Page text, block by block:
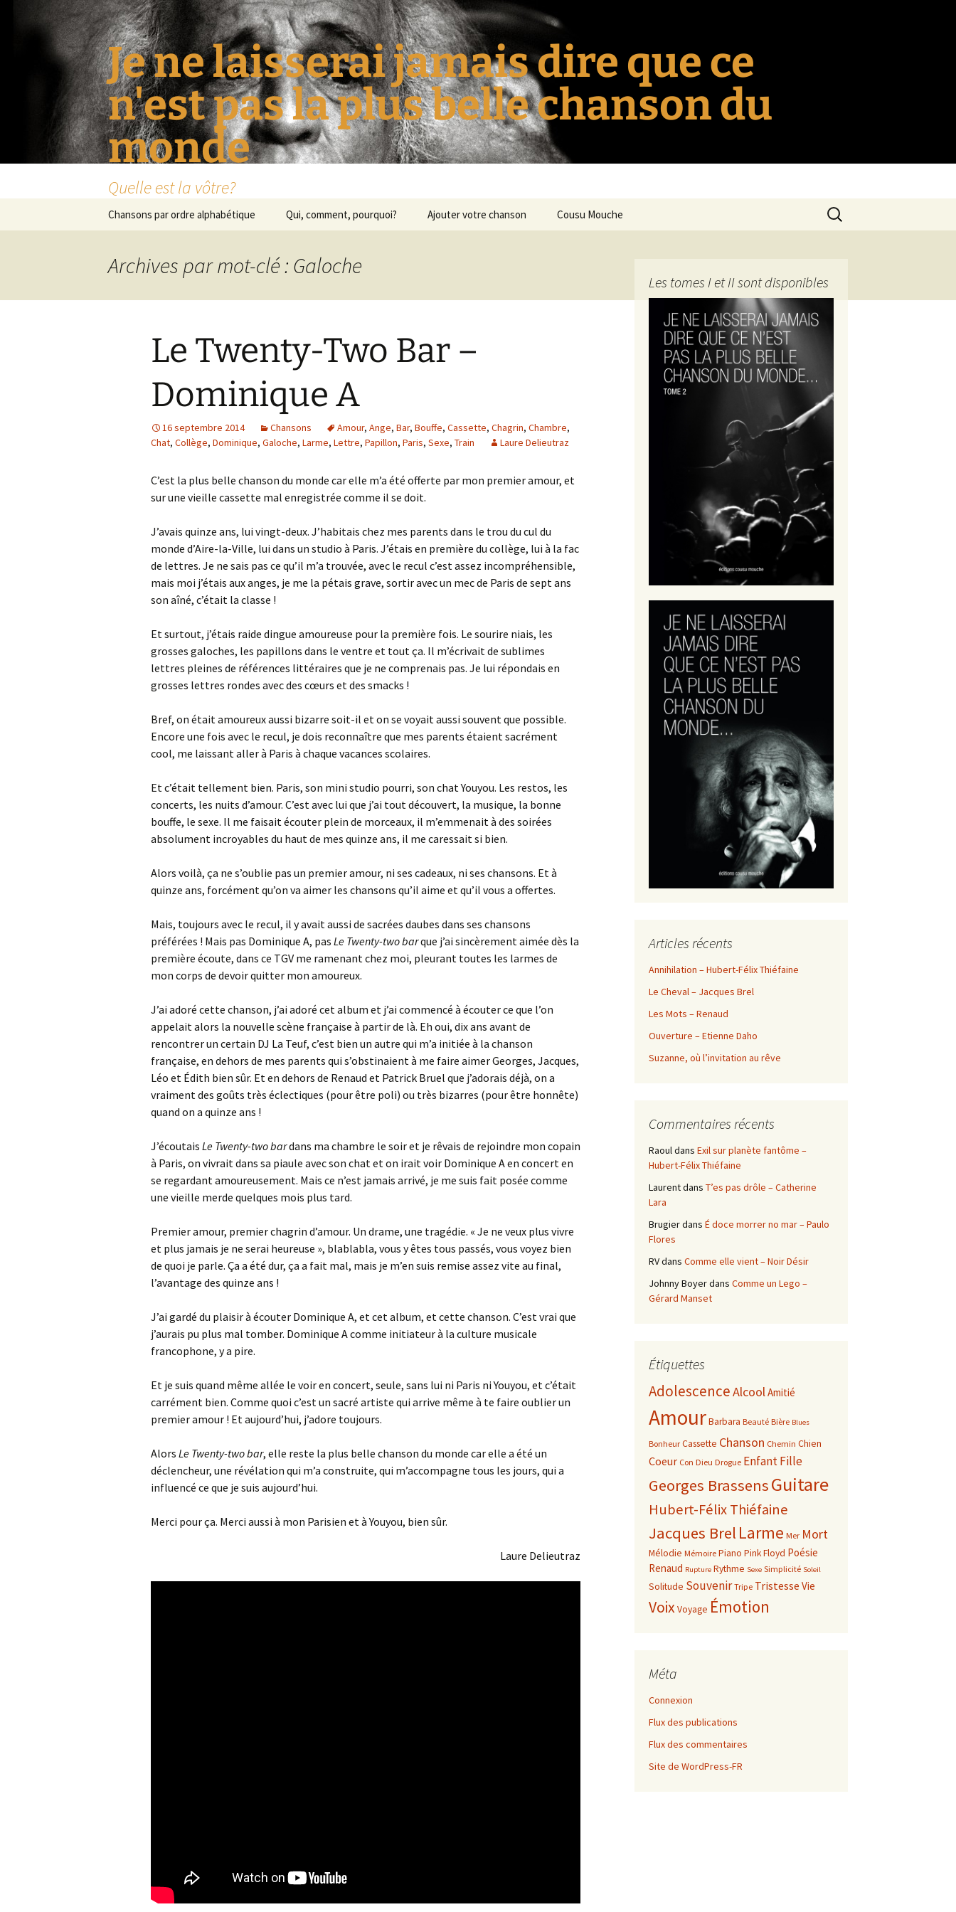
Je ne laisserai jamais dire que ce
n'est pas la plus belle chanson du
monde
Quelle est la vôtre?
Chansons par ordre alphabétique Qui, comment, pourquoi? Ajouter votre chanson Cousu Mouche
Rechercher :
Archives par mot-clé : Galoche
Le Twenty-Two Bar –
Dominique A
16 septembre 2014 Chansons Amour, Ange, Bar, Bouffe, Cassette, Chagrin, Chambre,
Chat, Collège, Dominique, Galoche, Larme, Lettre, Papillon, Paris, Sexe, Train Laure Delieutraz
C’est la plus belle chanson du monde car elle m’a été offerte par mon premier amour, et
sur une vieille cassette mal enregistrée comme il se doit.
J’avais quinze ans, lui vingt-deux. J’habitais chez mes parents dans le trou du cul du
monde d’Aire-la-Ville, lui dans un studio à Paris. J’étais en première du collège, lui à la fac
de lettres. Je ne sais pas ce qu’il m’a trouvée, avec le recul c’est assez incompréhensible,
mais moi j’étais aux anges, je me la pétais grave, sortir avec un mec de Paris de sept ans
son aîné, c’était la classe !
Et surtout, j’étais raide dingue amoureuse pour la première fois. Le sourire niais, les
grosses galoches, les papillons dans le ventre et tout ça. Il m’écrivait de sublimes
lettres pleines de références littéraires que je ne comprenais pas. Je lui répondais en
grosses lettres rondes avec des cœurs et des smacks !
Bref, on était amoureux aussi bizarre soit-il et on se voyait aussi souvent que possible.
Encore une fois avec le recul, je dois reconnaître que mes parents étaient sacrément
cool, me laissant aller à Paris à chaque vacances scolaires.
Et c’était tellement bien. Paris, son mini studio pourri, son chat Youyou. Les restos, les
concerts, les nuits d’amour. C’est avec lui que j’ai tout découvert, la musique, la bonne
bouffe, le sexe. Il me faisait écouter plein de morceaux, il m’emmenait à des soirées
absolument incroyables du haut de mes quinze ans, il me caressait si bien.
Alors voilà, ça ne s’oublie pas un premier amour, ni ses cadeaux, ni ses chansons. Et à
quinze ans, forcément qu’on va aimer les chansons qu’il aime et qu’il vous a offertes.
Mais, toujours avec le recul, il y avait aussi de sacrées daubes dans ses chansons
préférées ! Mais pas Dominique A, pas Le Twenty-two barque j’ai sincèrement aimée dès la
première écoute, dans ce TGV me ramenant chez moi, pleurant toutes les larmes de
mon corps de devoir quitter mon amoureux.
J’ai adoré cette chanson, j’ai adoré cet album et j’ai commencé à écouter ce que l’on
appelait alors la nouvelle scène française à partir de là. Eh oui, dix ans avant de
rencontrer un certain DJ La Teuf, c’est bien un autre qui m’a initiée à la chanson
française, en dehors de mes parents qui s’obstinaient à me faire aimer Georges, Jacques,
Léo et Édith bien sûr. Et en dehors de Renaud et Patrick Bruel que j’adorais déjà, on a
vraiment des goûts très éclectiques (pour être poli) ou très bizarres (pour être honnête)
quand on a quinze ans !
J’écoutais Le Twenty-two bardans ma chambre le soir et je rêvais de rejoindre mon copain
à Paris, on vivrait dans sa piaule avec son chat et on irait voir Dominique A en concert en
se regardant amoureusement. Mais ce n’est jamais arrivé, je me suis fait posée comme
une vieille merde quelques mois plus tard.
Premier amour, premier chagrin d’amour. Un drame, une tragédie. « Je ne veux plus vivre
et plus jamais je ne serai heureuse », blablabla, vous y êtes tous passés, vous voyez bien
de quoi je parle. Ça a été dur, ça a fait mal, mais je m’en suis remise assez vite au final,
l’avantage des quinze ans !
J’ai gardé du plaisir à écouter Dominique A, et cet album, et cette chanson. C’est vrai que
j’aurais pu plus mal tomber. Dominique A comme initiateur à la culture musicale
francophone, y a pire.
Et je suis quand même allée le voir en concert, seule, sans lui ni Paris ni Youyou, et c’était
carrément bien. Comme quoi c’est un sacré artiste qui arrive même à te faire oublier un
premier amour ! Et aujourd’hui, j’adore toujours.
Alors Le Twenty-two bar, elle reste la plus belle chanson du monde car elle a été un
déclencheur, une révélation qui m’a construite, qui m’accompagne tous les jours, qui a
influencé ce que je suis aujourd’hui.
Merci pour ça. Merci aussi à mon Parisien et à Youyou, bien sûr.
Laure Delieutraz
Les tomes I et II sont disponibles
Articles récents
Annihilation – Hubert-Félix Thiéfaine
Le Cheval – Jacques Brel
Les Mots – Renaud
Ouverture – Etienne Daho
Suzanne, où l’invitation au rêve
Commentaires récents
Raouldans Exil sur planète fantôme –
Hubert-Félix Thiéfaine
Laurentdans T’es pas drôle – Catherine
Lara
Brugierdans É doce morrer no mar – Paulo
Flores
RVdans Comme elle vient – Noir Désir
Johnny Boyerdans Comme un Lego –
Gérard Manset
Étiquettes
AdolescenceAlcoolAmitié
AmourBarbara Beauté Bière Blues
Bonheur Cassette Chanson Chemin Chien
Coeur Con Dieu Drogue EnfantFille
Georges BrassensGuitare
Hubert-Félix Thiéfaine
Jacques Brel Larme Mer Mort
Mélodie Mémoire Piano Pink Floyd Poésie
Renaud Rupture Rythme Sexe Simplicité Soleil
Solitude Souvenir Tripe Tristesse Vie
VoixVoyage Émotion
Méta
Connexion
Flux des publications
Flux des commentaires
Site de WordPress-FR